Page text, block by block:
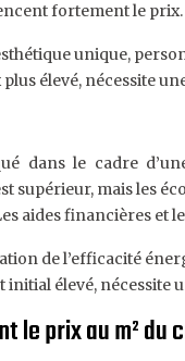
fortement le prix.
unique,
élevé, nécessite
dans le cadre
supérieur, mais les
aides financières et
de l’efficacité
initial élevé, nécessite
le prix au m² du